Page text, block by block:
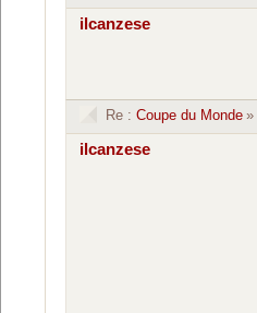
ilcanzese
Re : Coupe du Monde »
ilcanzese